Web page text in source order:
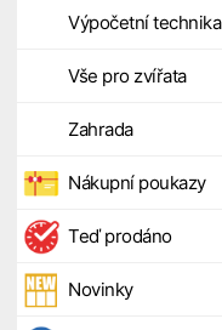
Výpočetní technika
Vše pro zvířata
Zahrada
Nákupní poukazy
Teď prodáno
Novinky